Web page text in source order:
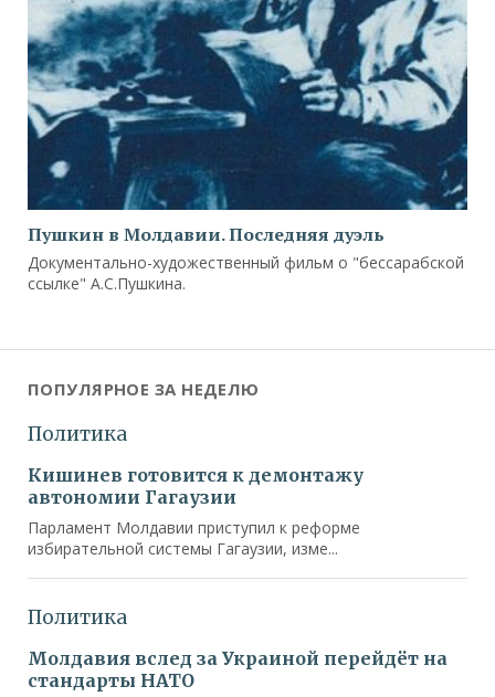
Пушкин в Молдавии. Последняя дуэль
Документально-художественный фильм о "бессарабской
ссылке" А.С.Пушкина.
ПОПУЛЯРНОЕ ЗА НЕДЕЛЮ